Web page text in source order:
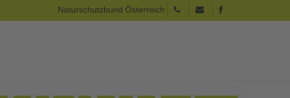
Naturschutzbund Österreich